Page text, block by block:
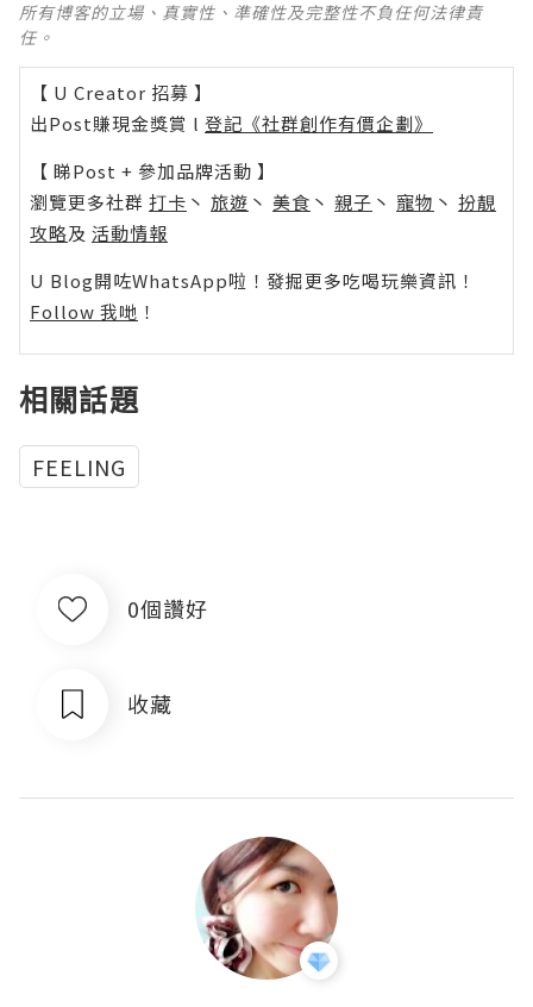
所有博客的立場、真實性、準確性及完整性不負任何法律責
任。
【 U Creator 招募 】
出Post賺現金獎賞 l 登記《社群創作有價企劃》
【 睇Post + 參加品牌活動 】
瀏覽更多社群 打卡 丶 旅遊 丶 美食 丶 親子 丶 寵物 丶 扮靚
攻略及 活動情報
U Blog開咗WhatsApp啦！發掘更多吃喝玩樂資訊！
Follow 我哋 ！
相關話題
FEELING
0個讚好
收藏